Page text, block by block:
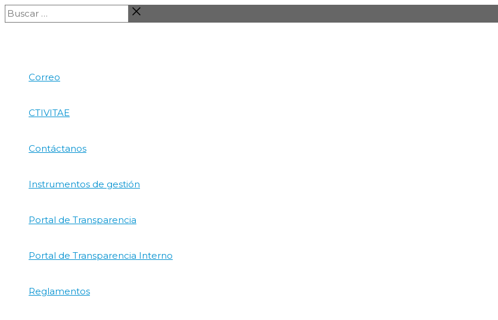
Ir
al
Buscar
…
Correo
CTIVITAE
Contáctanos
Instrumentos de gestión
Portal de Transparencia
Portal de Transparencia Interno
Reglamentos